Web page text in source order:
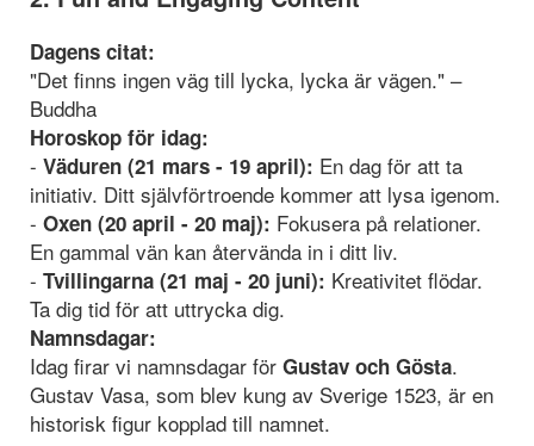
Dagens citat:
"Det finns ingen väg till lycka, lycka är vägen." –
Buddha
Horoskop för idag:
- Väduren (21 mars - 19 april): En dag för att ta
initiativ. Ditt självförtroende kommer att lysa igenom.
- Oxen (20 april - 20 maj): Fokusera på relationer.
En gammal vän kan återvända in i ditt liv.
- Tvillingarna (21 maj - 20 juni): Kreativitet flödar.
Ta dig tid för att uttrycka dig.
Namnsdagar:
Idag firar vi namnsdagar för Gustav och Gösta.
Gustav Vasa, som blev kung av Sverige 1523, är en
historisk figur kopplad till namnet.